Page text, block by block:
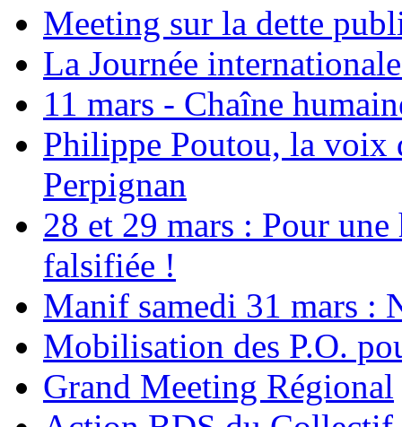
Meeting sur la dette
La Journée
11 mars - Chaîne
Philippe Poutou, la voix
Perpignan
28 et 29 mars : Pour
falsifiée !
Manif samedi 31 mars :
Mobilisation des P.O.
Grand Meeting Régional